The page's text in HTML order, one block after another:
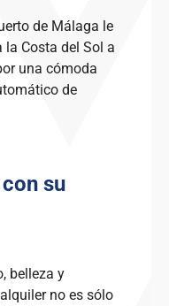
de Málaga le
Costa del Sol a
una cómoda
de
su
belleza y
no es sólo